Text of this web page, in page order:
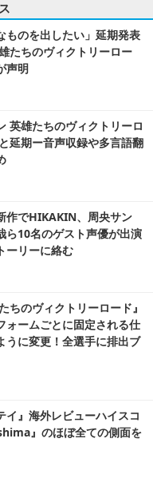
ものを出したい」延期発表
たちのヴィクトリーロー
声明
英雄たちのヴィクトリーロ
延期ー音声収録や多言語翻
作でHIKAKIN、周央サン
ら10名のゲスト声優が出演
ーリーに絡む
ちのヴィクトリーロード』
ォームごとに固定される仕
うに変更！全選手に排出ブ
イ』海外レビューハイスコ
』のほぼ全ての側面を